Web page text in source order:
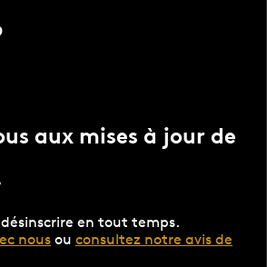
aux mises à jour de
désinscrire en tout temps.
nous ou consultez notre avis de